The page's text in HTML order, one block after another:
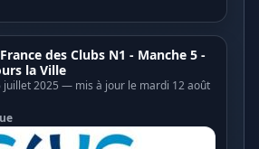
des Clubs N1 - Manche 5 -
la Ville
juillet 2025 — mis à jour le mardi 12 août